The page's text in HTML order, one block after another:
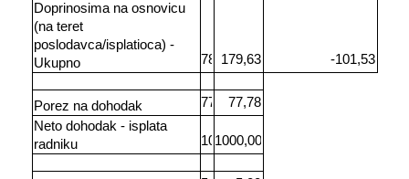
Doprinosima na osnovicu
(na teret
poslodavca/isplatioca) -
Ukupno
Porez na dohodak
Neto dohodak - isplata
radniku